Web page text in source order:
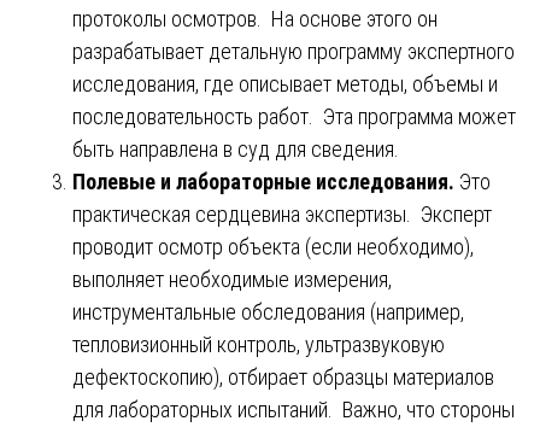
протоколы осмотров. На основе этого он
разрабатывает детальную программу экспертного
исследования, где описывает методы, объемы и
последовательность работ. Эта программа может
быть направлена в суд для сведения.
Полевые и лабораторные исследования. Это
практическая сердцевина экспертизы. Эксперт
проводит осмотр объекта (если необходимо),
выполняет необходимые измерения,
инструментальные обследования (например,
тепловизионный контроль, ультразвуковую
дефектоскопию), отбирает образцы материалов
для лабораторных испытаний. Важно, что стороны